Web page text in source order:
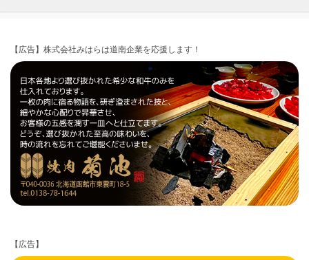
【広告】株式会社みはらは道南企業を応援します！
【広告】